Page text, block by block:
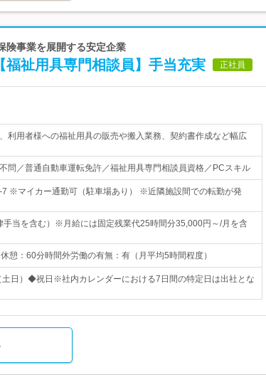
険事業を展開する安定企業
祉用具専門相談員】手当充実 正社員
利用者様への福祉用具の販売や搬入業務、契約書作成など幅広
問／普通自動車運転免許／福祉用具専門相談員資格／PCスキル
※マイカー通勤可（駐車場あり） ※近隣施設間での転勤が発
当を含む）※月給には固定残業代25時間分35,000円～/月を含
憩：60分時間外労働の有無：有（月平均5時間程度）
土日）◆祝日※社内カレンダーにおける7日間の特定日は出社とな